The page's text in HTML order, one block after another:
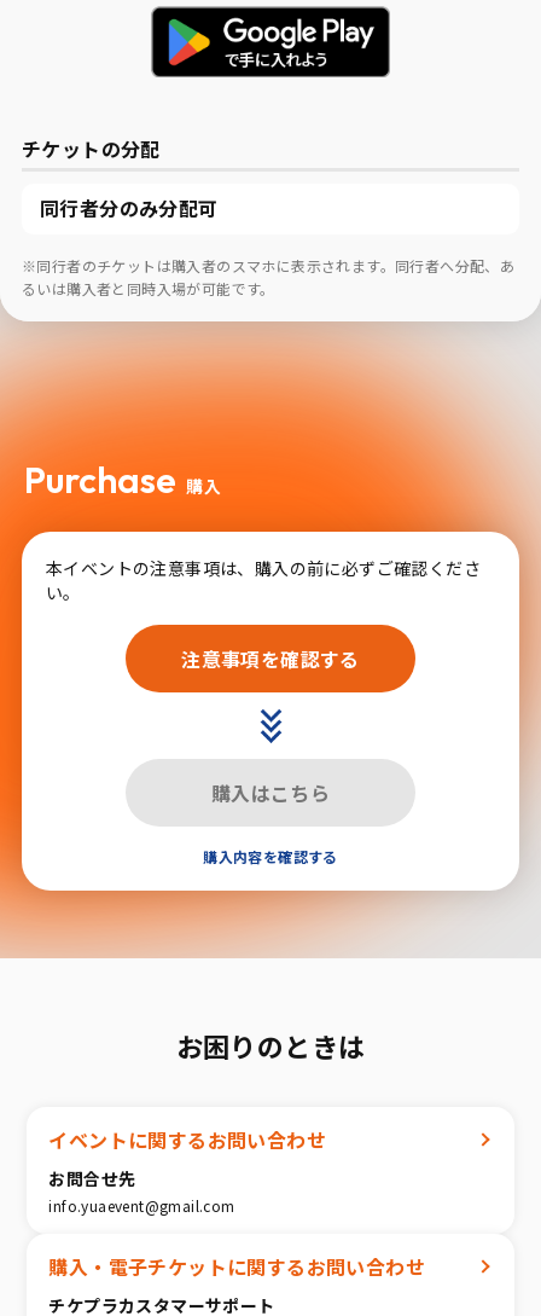
チケットの分配
同行者分のみ分配可
※同行者のチケットは購入者のスマホに表示されます。同行者へ分配、あ
るいは購入者と同時入場が可能です。
Purchase 購入
本イベントの注意事項は、購入の前に必ずご確認くださ
い。
注意事項を確認する
購入はこちら
購入内容を確認する
お困りのときは
イベントに関するお問い合わせ
お問合せ先
info.yuaevent@gmail.com
購入・電子チケットに関するお問い合わせ
チケプラカスタマーサポート